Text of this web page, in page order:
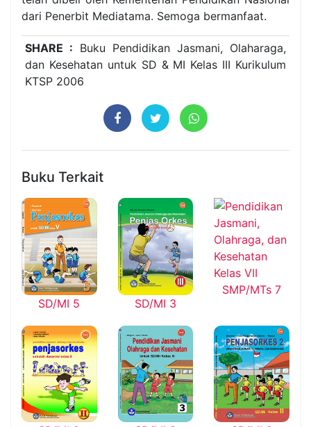
dari Penerbit Mediatama. Semoga bermanfaat.
SHARE : Buku Pendidikan Jasmani, Olaharaga,
dan Kesehatan untuk SD & MI Kelas III Kurikulum
KTSP 2006
Buku Terkait
SD/MI 5 SD/MI 3
SMP/MTs 7